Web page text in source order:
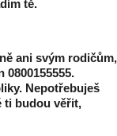
tě.
ani svým rodičům,
Nepotřebuješ
ti budou věřit,